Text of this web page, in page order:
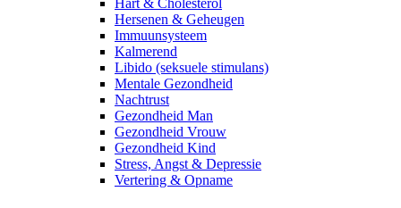
Hersenen & Geheugen
Immuunsysteem
Kalmerend
Libido (seksuele stimulans)
Mentale Gezondheid
Nachtrust
Gezondheid Man
Gezondheid Vrouw
Gezondheid Kind
Stress, Angst & Depressie
Vertering & Opname